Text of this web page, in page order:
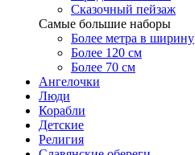
Сказочный пейзаж
Самые большие наборы
Более метра в ширину
Более 120 см
Более 70 см
Ангелочки
Люди
Корабли
Детские
Религия